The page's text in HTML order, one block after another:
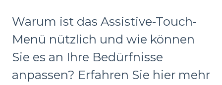
Warum ist das Assistive-Touch-
Menü nützlich und wie können
Sie es an Ihre Bedürfnisse
anpassen? Erfahren Sie hier mehr